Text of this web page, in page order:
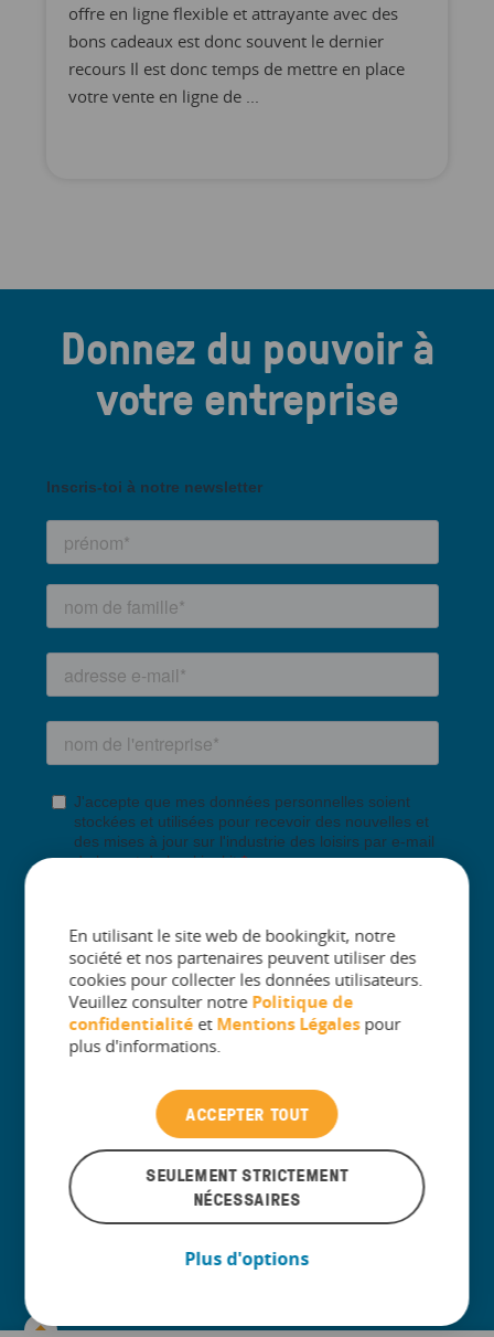
offre en ligne flexible et attrayante avec des
bons cadeaux est donc souvent le dernier
recours Il est donc temps de mettre en place
votre vente en ligne de ...
Donnez du pouvoir à
votre entreprise
Produit
En utilisant le site web de bookingkit, notre
société et nos partenaires peuvent utiliser des
cookies pour collecter les données utilisateurs.
Veuillez consulter notre Politique de
confidentialité et Mentions Légalespour
plus d'informations.
ACCEPTER TOUT
SEULEMENT STRICTEMENT
NÉCESSAIRES
Plus d'options